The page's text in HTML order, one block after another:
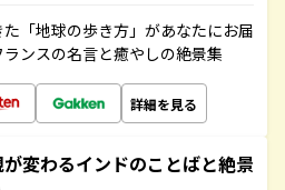
「地球の歩き方」があなたにお届
ンスの名言と癒やしの絶景集
詳細を見る
変わるインドのことばと絶景